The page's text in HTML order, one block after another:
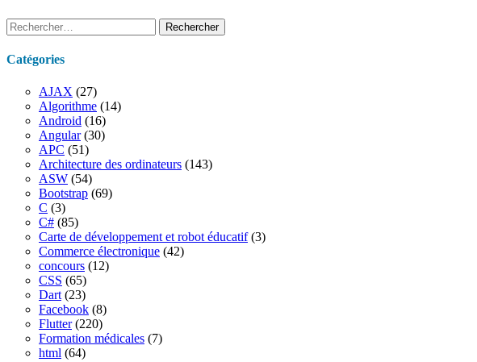
Rechercher :
Catégories
AJAX (27)
Algorithme (14)
Android (16)
Angular(30)
APC (51)
Architecture des ordinateurs (143)
ASW (54)
Bootstrap (69)
C (3)
C# (85)
Carte de développement et robot éducatif(3)
Commerce électronique (42)
concours (12)
CSS (65)
Dart (23)
Facebook (8)
Flutter(220)
Formation médicales (7)
html (64)